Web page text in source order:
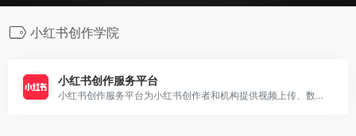
小红书创作学院
小红书创作服务平台
小红书创作服务平台为小红书创作者和机构提供视频上传、数据分析、粉丝管理、创作指导等多项运营服务，助力用户解锁更多创作者专属功能，体验高效创作！